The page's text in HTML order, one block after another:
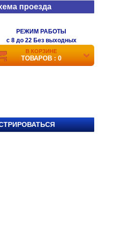
проезда
РЕЖИМ РАБОТЫ
c 8 до 22 Без выходных
В КОРЗИНЕ
ТОВАРОВ : 0